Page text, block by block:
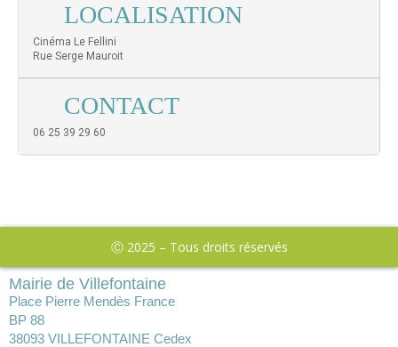
LOCALISATION
Cinéma Le Fellini
Rue Serge Mauroit
CONTACT
06 25 39 29 60
Ⓒ 2025 – Tous droits réservés
Mairie de Villefontaine
Place Pierre Mendès France
BP 88
38093 VILLEFONTAINE Cedex